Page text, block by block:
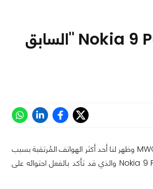
صدمة لجمهور نوكيا بسبب مواصفات هاتف Nokia 9 PureView "السابق
وأخيراً بدأ العرض الحقيقي المُنتظر للحدث الأكبر في عالم الأجهزة المحمولة وتحديداً الهواتف الذكية مُؤتمر MWC 2019 وظهر لنا أحد أكثر الهواتف المُرتقبة بسبب
ما دار حوله من شائعات طوال أشهُرٍ بسبب تصميمه الخلفي الأشبه بأعيُنِ الكائنات الفضائية هاتف Nokia 9 PureView والذي قد تأكد بالفعل احتوائه على